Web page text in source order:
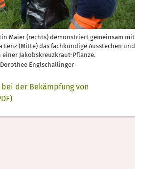
Maier (rechts) demonstriert gemeinsam mit
(Mitte) das fachkundige Ausstechen und
einer Jakobskreuzkraut-Pflanze.
Englschallinger
der Bekämpfung von